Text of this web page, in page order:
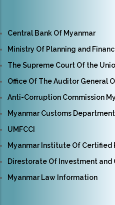
Central Bank Of Myanmar
Ministry Of Planning and
The Supreme Court Of the
Office Of The Auditor General
Anti-Corruption Commission
Myanmar Customs Department
UMFCCI
Myanmar Institute Of Certified
Direstorate Of Investment
Myanmar Law Information